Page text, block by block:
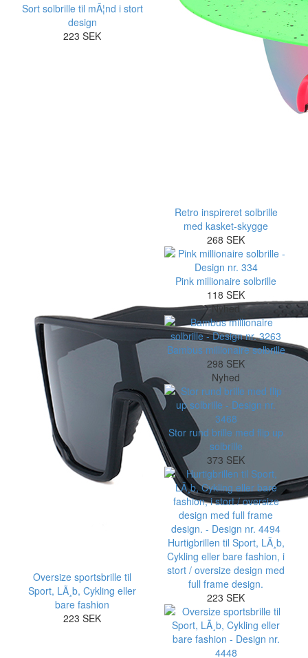
Sort solbrille til mÃ¦nd i stort
design
223 SEK
Retro inspireret solbrille
med kasket-skygge
268 SEK
Oversize sportsbrille til
Sport, LÃ¸b, Cykling eller
bare fashion
223 SEK
Pink millionaire solbrille
118 SEK
Nyhed
Bambus millionaire solbrille
298 SEK
Nyhed
Stor rund brille med flip up
solbrille
373 SEK
Hurtigbrillen til Sport, LÃ¸b,
Cykling eller bare fashion, i
stort / oversize design med
full frame design.
223 SEK